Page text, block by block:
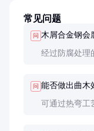
常见问题
问 木屑合金钢会
经过防腐处理
问 能否做出曲木
可通过热弯工